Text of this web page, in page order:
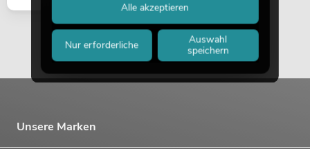
Unsere Marken
Nur erforderliche
Auswahl
speichern
Alle akzeptieren